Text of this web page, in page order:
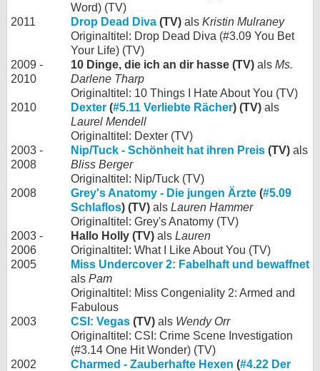
Word) (TV)
2011
Drop Dead Diva (TV) als Kristin Mulraney
Originaltitel: Drop Dead Diva (#3.09 You Bet
Your Life) (TV)
2009 -
2010
10 Dinge, die ich an dir hasse (TV) als Ms.
Darlene Tharp
Originaltitel: 10 Things I Hate About You (TV)
2010
Dexter (#5.11 Verliebte Rächer) (TV) als
Laurel Mendell
Originaltitel: Dexter (TV)
2003 -
2008
Nip/Tuck - Schönheit hat ihren Preis (TV) als
Bliss Berger
Originaltitel: Nip/Tuck (TV)
2008
Grey's Anatomy - Die jungen Ärzte (#5.09
Schlaflos) (TV) als Lauren Hammer
Originaltitel: Grey's Anatomy (TV)
2003 -
2006
Hallo Holly (TV) als Lauren
Originaltitel: What I Like About You (TV)
2005
Miss Undercover 2: Fabelhaft und bewaffnet
als Pam
Originaltitel: Miss Congeniality 2: Armed and
Fabulous
2003
CSI: Vegas (TV) als Wendy Orr
Originaltitel: CSI: Crime Scene Investigation
(#3.14 One Hit Wonder) (TV)
2002
Charmed - Zauberhafte Hexen (#4.22 Der